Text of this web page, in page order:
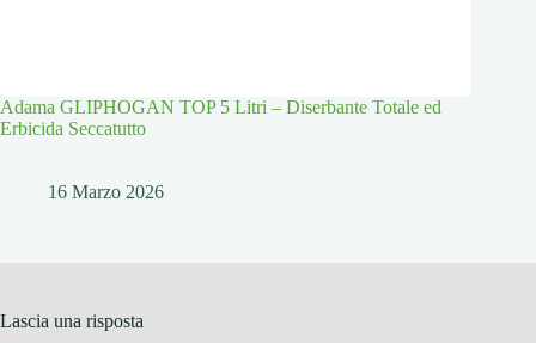
Adama GLIPHOGAN TOP 5 Litri – Diserbante Totale ed
Erbicida Seccatutto
16 Marzo 2026
Lascia una risposta